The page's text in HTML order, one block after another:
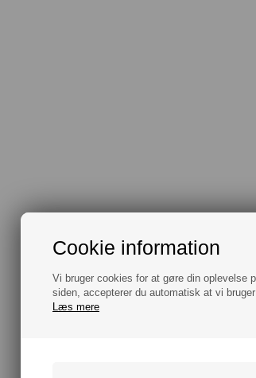
Cookie information
Vi bruger cookies for at gøre din oplevelse
siden, accepterer du automatisk at vi
Læs mere